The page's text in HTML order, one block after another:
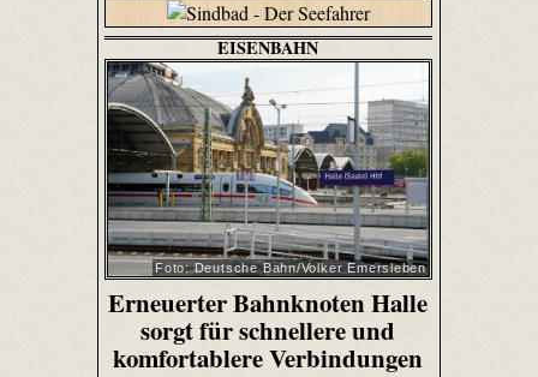
EISENBAHN
Foto: Deutsche Bahn/Volker Emersleben
Erneuerter Bahnknoten Halle
sorgt für schnellere und
komfortablere Verbindungen